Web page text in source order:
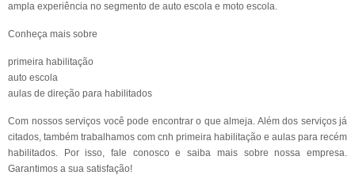
ampla experiência no segmento de auto escola e moto escola.
Conheça mais sobre
primeira habilitação
auto escola
aulas de direção para habilitados
Com nossos serviços você pode encontrar o que almeja. Além dos serviços já
citados, também trabalhamos com cnh primeira habilitação e aulas para recém
habilitados. Por isso, fale conosco e saiba mais sobre nossa empresa.
Garantimos a sua satisfação!